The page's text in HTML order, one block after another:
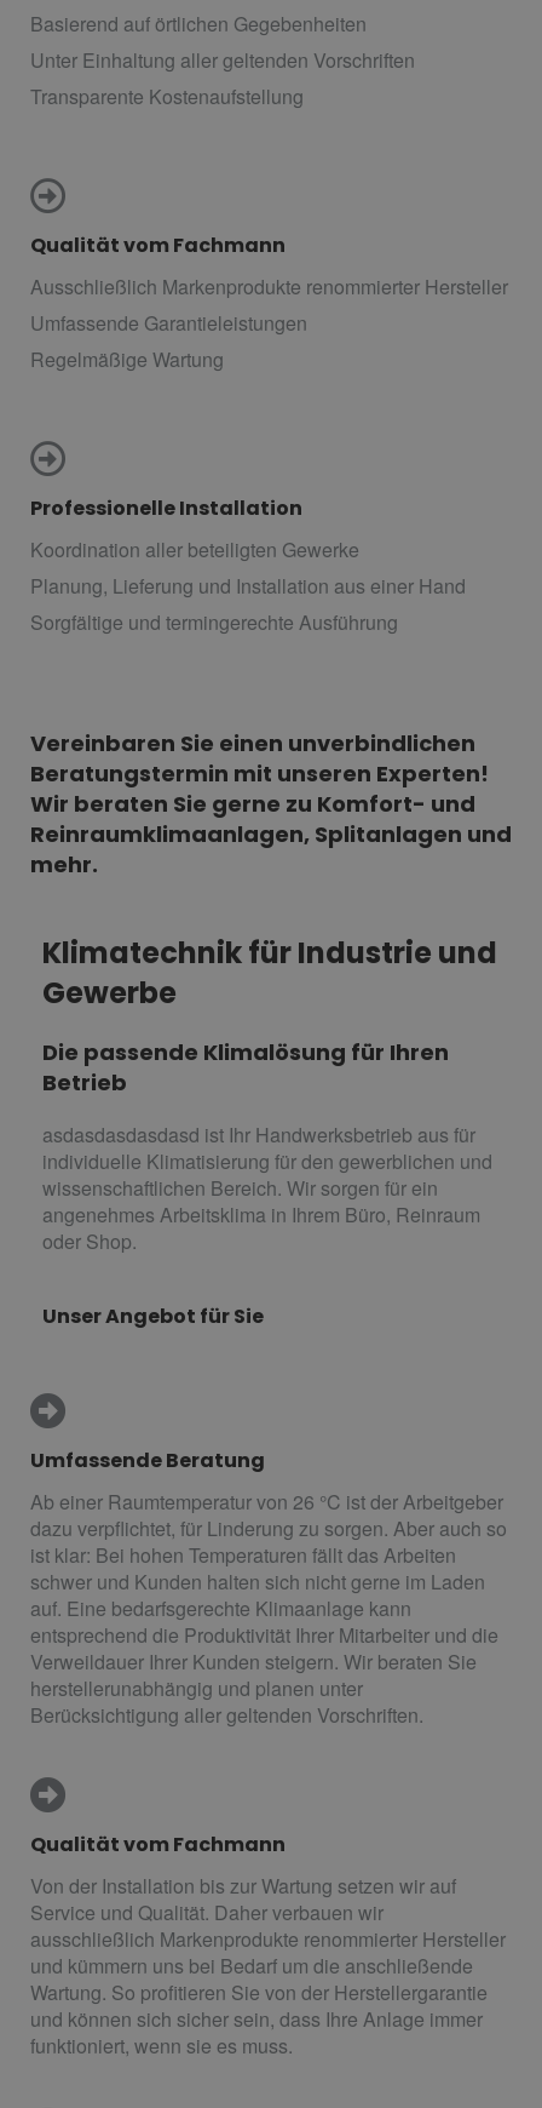
Basierend auf örtlichen Gegebenheiten
Unter Einhaltung aller geltenden Vorschriften
Transparente Kostenaufstellung
Qualität vom Fachmann
Ausschließlich Markenprodukte renommierter Hersteller
Umfassende Garantieleistungen
Regelmäßige Wartung
Professionelle Installation
Koordination aller beteiligten Gewerke
Planung, Lieferung und Installation aus einer Hand
Sorgfältige und termingerechte Ausführung
Vereinbaren Sie einen unverbindlichen
Beratungstermin mit unseren Experten!
Wir beraten Sie gerne zu Komfort- und
Reinraumklimaanlagen, Splitanlagen und
mehr.
Klimatechnik für Industrie und
Gewerbe
Die passende Klimalösung für Ihren
Betrieb
asdasdasdasdasd ist Ihr Handwerksbetrieb aus für
individuelle Klimatisierung für den gewerblichen und
wissenschaftlichen Bereich. Wir sorgen für ein
angenehmes Arbeitsklima in Ihrem Büro, Reinraum
oder Shop.
Unser Angebot für Sie
Umfassende Beratung
Ab einer Raumtemperatur von 26 °C ist der Arbeitgeber
dazu verpflichtet, für Linderung zu sorgen. Aber auch so
ist klar: Bei hohen Temperaturen fällt das Arbeiten
schwer und Kunden halten sich nicht gerne im Laden
auf. Eine bedarfsgerechte Klimaanlage kann
entsprechend die Produktivität Ihrer Mitarbeiter und die
Verweildauer Ihrer Kunden steigern. Wir beraten Sie
herstellerunabhängig und planen unter
Berücksichtigung aller geltenden Vorschriften.
Qualität vom Fachmann
Von der Installation bis zur Wartung setzen wir auf
Service und Qualität. Daher verbauen wir
ausschließlich Markenprodukte renommierter Hersteller
und kümmern uns bei Bedarf um die anschließende
Wartung. So profitieren Sie von der Herstellergarantie
und können sich sicher sein, dass Ihre Anlage immer
funktioniert, wenn sie es muss.